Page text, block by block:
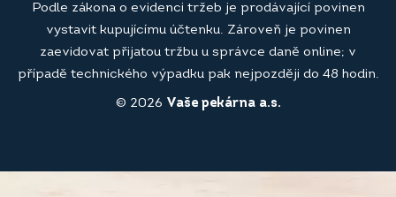
© 2026 Vaše pekárna a.s.
Podle zákona o evidenci tržeb je prodávající povinen
vystavit kupujícímu účtenku. Zároveň je povinen
zaevidovat přijatou tržbu u správce daně online; v
případě technického výpadku pak nejpozději do 48 hodin.